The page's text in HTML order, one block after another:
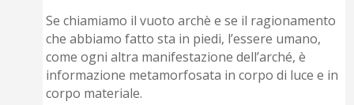
Se chiamiamo il vuoto archè e se il ragionamento
che abbiamo fatto sta in piedi, l’essere umano,
come ogni altra manifestazione dell’arché, è
informazione metamorfosata in corpo di luce e in
corpo materiale.